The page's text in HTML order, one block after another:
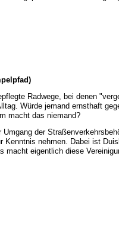
Radwege, bei denen
Würde jemand ernsthaft
macht das niemand?
der
Kenntnis nehmen. Dabei ist
macht eigentlich diese